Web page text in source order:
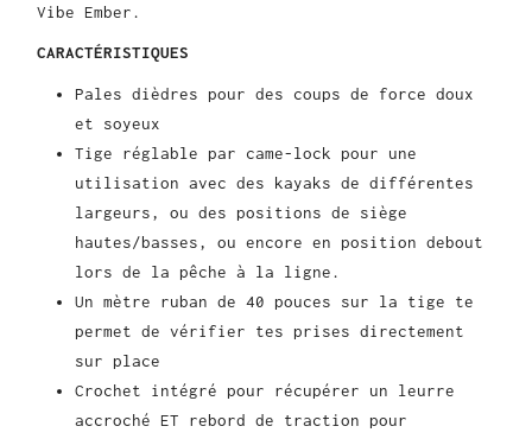
Vibe Ember.
CARACTÉRISTIQUES
Pales dièdres pour des coups de force doux
et soyeux
Tige réglable par came-lock pour une
utilisation avec des kayaks de différentes
largeurs, ou des positions de siège
hautes/basses, ou encore en position debout
lors de la pêche à la ligne.
Un mètre ruban de 40 pouces sur la tige te
permet de vérifier tes prises directement
sur place
Crochet intégré pour récupérer un leurre
accroché ET rebord de traction pour